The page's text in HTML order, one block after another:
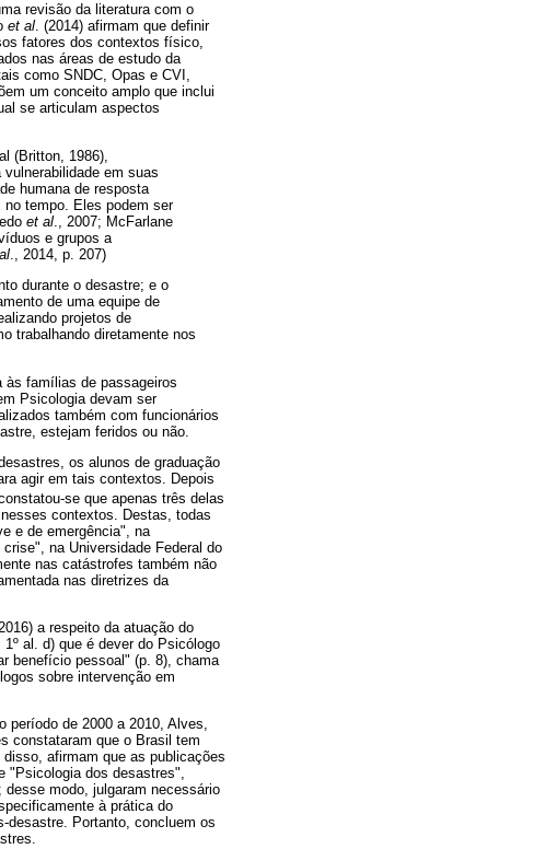
revisão da literatura com o
et al. (2014) afirmam que definir
fatores dos contextos físico,
nas áreas de estudo da
como SNDC, Opas e CVI,
um conceito amplo que inclui
se articulam aspectos
(Britton, 1986),
em suas
humana de resposta
no tempo. Eles podem ser
et al ., 2007; McFarlane
e grupos a
., 2014, p. 207)
durante o desastre; e o
de uma equipe de
projetos de
trabalhando diretamente nos
às famílias de passageiros
Psicologia devam ser
também com funcionários
estejam feridos ou não.
os alunos de graduação
agir em tais contextos. Depois
se que apenas três delas
contextos. Destas, todas
e de emergência", na
na Universidade Federal do
nas catástrofes também não
nas diretrizes da
a respeito da atuação do
al. d) que é dever do Psicólogo
benefício pessoal" (p. 8), chama
sobre intervenção em
período de 2000 a 2010, Alves,
constataram que o Brasil tem
afirmam que as publicações
"Psicologia dos desastres",
modo, julgaram necessário
à prática do
desastre. Portanto, concluem os